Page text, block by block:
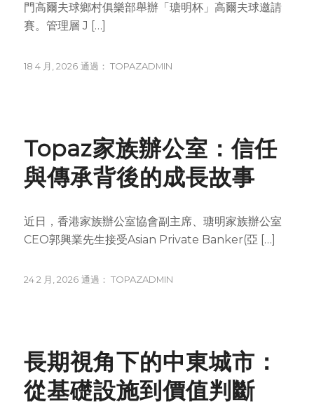
門高爾夫球鄉村俱樂部舉辦「瑭明杯」高爾夫球邀請
賽。管理層 J […]
18 4 月, 2026 通過： TOPAZADMIN
Topaz家族辦公室：信任
與傳承背後的成長故事
近日，香港家族辦公室協會副主席、瑭明家族辦公室
CEO郭興業先生接受Asian Private Banker(亞 […]
24 2 月, 2026 通過： TOPAZADMIN
長期視角下的中東城市：
從基礎設施到價值判斷